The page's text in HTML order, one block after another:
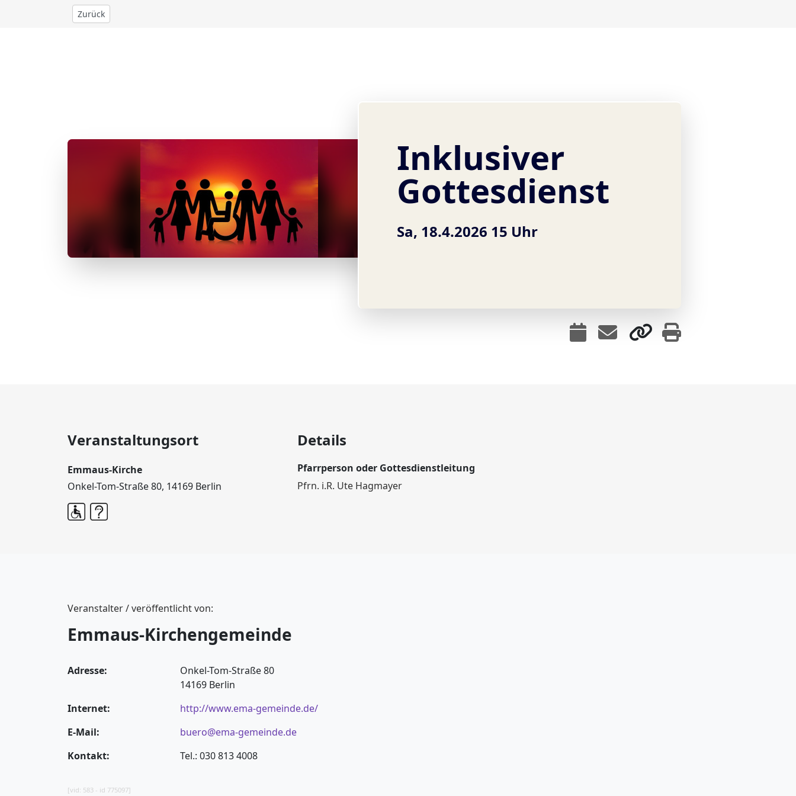
Zurück
Inklusiver
Gottesdienst
Sa, 18.4.2026 15 Uhr
Veranstaltungsort
Emmaus-Kirche
Onkel-Tom-Straße 80, 14169 Berlin
Details
Pfarrperson oder Gottesdienstleitung
Pfrn. i.R. Ute Hagmayer
Veranstalter / veröffentlicht von:
Emmaus-Kirchengemeinde
Adresse:
Onkel-Tom-Straße 80
14169 Berlin
Internet:
http://www.ema-gemeinde.de/
E-Mail:
buero@ema-gemeinde.de
Kontakt:
Tel.: 030 813 4008
[vid: 583 - id 775097]